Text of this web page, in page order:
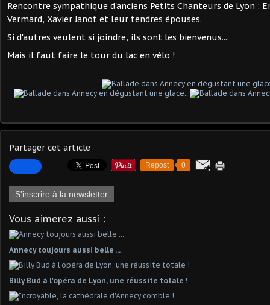
Rencontre sympathique d'anciens Petits Chanteurs de Lyon :
Vermard, Xavier Janot et leur tendres épouses.
Si d'autres veulent si joindre, ils sont les bienvenus....
Mais il faut faire le tour du lac en vélo !
Partager cet article
Repost 0
S'inscrire à la newsletter
Vous aimerez aussi :
Annecy toujours aussi belle ...
Billy Bud à l'opéra de Lyon, une réussite totale !